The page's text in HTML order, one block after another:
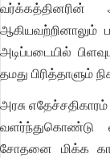
வர்க்கத்தினரின்
ஆகியவற்றினாலும்
அடிப்படையில்
தமது பிரித்தாளும்
அரசு
வளர்ந்துகொண்டு
சோதனை மிக்க